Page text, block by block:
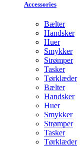
Accessories
Bælter
Handsker
Huer
Smykker
Strømper
Tasker
Tørklæder
Bælter
Handsker
Huer
Smykker
Strømper
Tasker
Tørklæder